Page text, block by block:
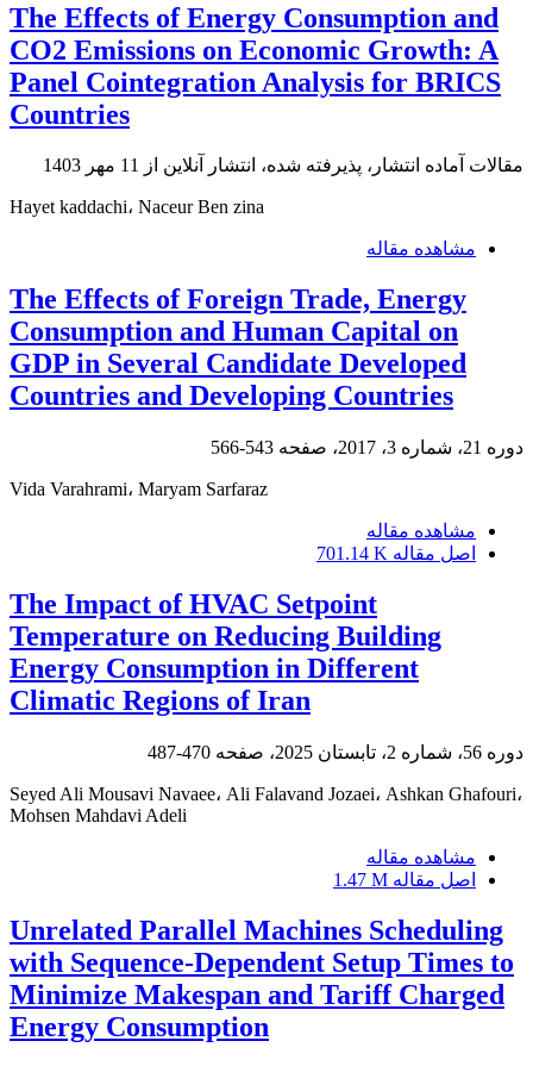
The Effects of Energy Consumption and
CO2 Emissions on Economic Growth: A
Panel Cointegration Analysis for BRICS
Countries
مقالات آماده انتشار، پذیرفته شده، انتشار آنلاین از 11 مهر 1403
Hayet kaddachi، Naceur Ben zina
مشاهده مقاله
The Effects of Foreign Trade, Energy
Consumption and Human Capital on
GDP in Several Candidate Developed
Countries and Developing Countries
دوره 21، شماره 3، 2017، صفحه 543-566
Vida Varahrami، Maryam Sarfaraz
مشاهده مقاله
اصل مقاله 701.14 K
The Impact of HVAC Setpoint
Temperature on Reducing Building
Energy Consumption in Different
Climatic Regions of Iran
دوره 56، شماره 2، تابستان 2025، صفحه 470-487
Seyed Ali Mousavi Navaee، Ali Falavand Jozaei، Ashkan Ghafouri،
Mohsen Mahdavi Adeli
مشاهده مقاله
اصل مقاله 1.47 M
Unrelated Parallel Machines Scheduling
with Sequence-Dependent Setup Times to
Minimize Makespan and Tariff Charged
Energy Consumption